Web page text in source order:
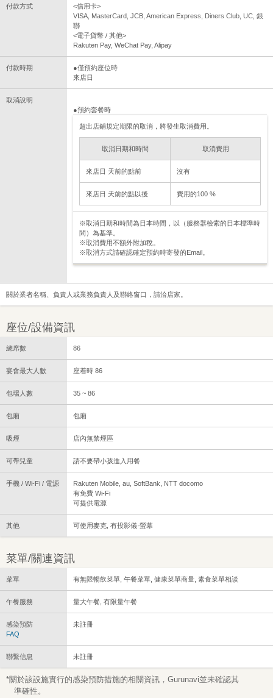
付款方式
<信用卡>
VISA, MasterCard, JCB, American Express, Diners Club, UC, 銀
聯
<電子貨幣 / 其他>
Rakuten Pay, WeChat Pay, Alipay
付款時期
●僅預約座位時
來店日
取消說明
●預約套餐時
超出店鋪規定期限的取消，將發生取消費用。
取消日期和時間 取消費用
來店日 天前的點前 沒有
來店日 天前的點以後 費用的100 %
※取消日期和時間為日本時間，以（服務器檢索的日本標準時
間）為基準。
※取消費用不額外附加稅。
※取消方式請確認確定預約時寄發的Email。
關於業者名稱、負責人或業務負責人及聯絡窗口，請洽店家。
座位/設備資訊
總席數 86
宴會最大人數 座着時 86
包場人數 35 ~ 86
包廂 包廂
吸煙 店內無禁煙區
可帶兒童 請不要帶小孩進入用餐
手機 / Wi-Fi / 電源
Rakuten Mobile, au, SoftBank, NTT docomo
有免費 Wi-Fi
可提供電源
其他 可使用麥克, 有投影儀·螢幕
菜單/關連資訊
菜單 有無限暢飲菜單, 午餐菜單, 健康菜單商量, 素食菜單相談
午餐服務 量大午餐, 有限量午餐
感染預防
FAQ
未註冊
聯繫信息 未註冊
*關於該設施實行的感染預防措施的相關資訊，Gurunavi並未確認其
準確性。